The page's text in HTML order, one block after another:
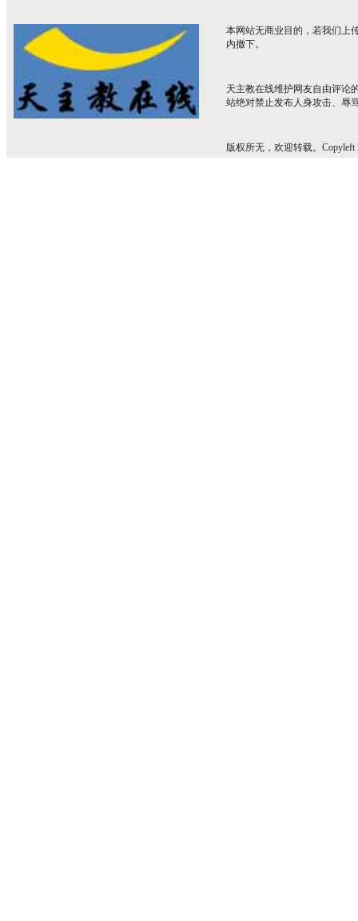
本网站无商业目的，若我们上
内撤下。
天主教在线维护网友自由评论
站绝对禁止发布人身攻击、辱
版权所无，欢迎转载。